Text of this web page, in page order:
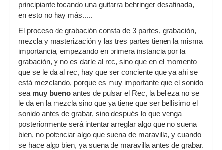
MÁS BONITO (HABLANDO ESPECÍFICAMENTE
DE LAS GUITARRAS) EN CAMBIO EN VIVO ES
TODO MÁS VIOLENTO.
principiante tocando una guitarra behringer desafinada,
en esto no hay más.....
El proceso de grabación consta de 3 partes, grabación,
mezcla y masterización y las tres partes tienen la misma
importancia, empezando en primera instancia por la
grabación, y no es darle al rec, sino que en el momento
que se le da al rec, hay que ser conciente que ya ahi se
está mezclando, porque es muy importante que el sonido
sea muy bueno antes de pulsar el Rec, la belleza no se
le da en la mezcla sino que ya tiene que ser bellísimo el
sonido antes de grabar, sino después lo que venga
posteriormente será intentar arreglar algo que no suena
bien, no potenciar algo que suena de maravilla, y cuando
se hace algo bien, ya suena de maravilla antes de grabar.